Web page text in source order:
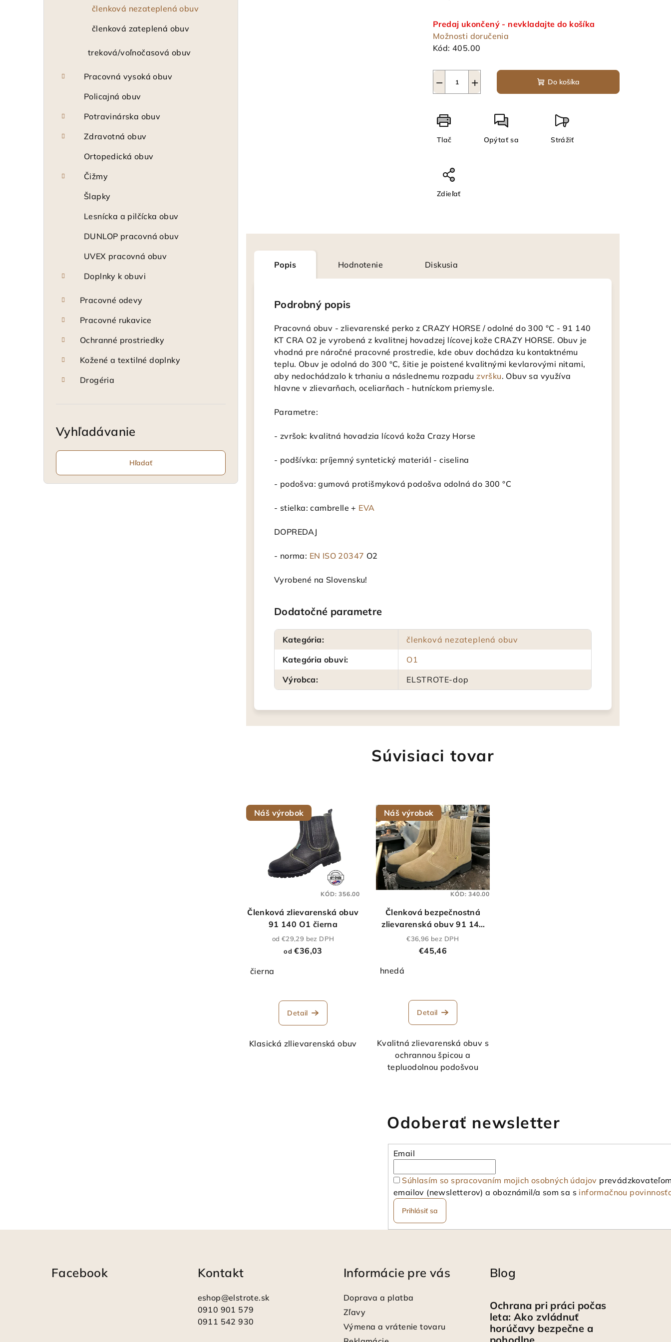
členková nezateplená obuv
členková zateplená obuv
treková/voľnočasová obuv
Pracovná vysoká obuv
Policajná obuv
Potravinárska obuv
Zdravotná obuv
Ortopedická obuv
Čižmy
Šlapky
Lesnícka a pilčícka obuv
DUNLOP pracovná obuv
UVEX pracovná obuv
Doplnky k obuvi
Pracovné odevy
Pracovné rukavice
Ochranné prostriedky
Kožené a textilné doplnky
Drogéria
Vyhľadávanie
Hľadať
cena:
Predaj ukončený - nevkladajte do košíka
Možnosti doručenia
Kód: 405.00
+
− Do košíka
Tlač Opýtať sa Strážiť
Zdieľať
Popis Hodnotenie Diskusia
Podrobný popis
Pracovná obuv - zlievarenské perko z CRAZY HORSE / odolné do 300 °C - 91 140
KT CRA O2 je vyrobená z kvalitnej hovadzej lícovej kože CRAZY HORSE. Obuv je
vhodná pre náročné pracovné prostredie, kde obuv dochádza ku kontaktnému
teplu. Obuv je odolná do 300 °C, šitie je poistené kvalitnými kevlarovými nitami,
aby nedochádzalo k trhaniu a následnemu rozpaduzvršku. Obuv sa využíva
hlavne v zlievarňach, oceliarňach - hutníckom priemysle.
Parametre:
- zvršok: kvalitná hovadzia lícová koža Crazy Horse
- podšívka: príjemný syntetický materiál - ciselina
- podošva: gumová protišmyková podošva odolná do 300 °C
- stielka: cambrelle + EVA
DOPREDAJ
- norma: EN ISO 20347 O2
Vyrobené na Slovensku!
Dodatočné parametre
Kategória:
členková nezateplená obuv
Kategória obuvi:
O1
Výrobca: ELSTROTE-dop
Súvisiaci tovar
Náš výrobok
Členková zlievarenská obuv
91 140 O1 čierna
od €29,29 bez DPH
od €36,03
čierna
Detail
Klasická zllievarenská obuv
KÓD:356.00
Náš výrobok
Členková bezpečnostná
zlievarenská obuv 91 145
KT ŠT S1 hnedá
€36,96 bez DPH
€45,46
hnedá
Detail
Kvalitná zlievarenská obuv s
ochrannou špicou a
tepluodolnou podošvou
KÓD:340.00
Odoberať newsletter
Email
Súhlasím so spracovaním mojich osobných údajov
emailov (newsletterov) a oboznámil/a som sa s informačnou
Prihlásiť sa
Facebook Kontakt
eshop@elstrote.sk
0910 901 579
0911 542 930
Informácie pre vás
Doprava a platba
Zľavy
Výmena a vrátenie tovaru
Blog
Ochrana pri práci počas
leta: Ako zvládnuť
horúčavy bezpečne a